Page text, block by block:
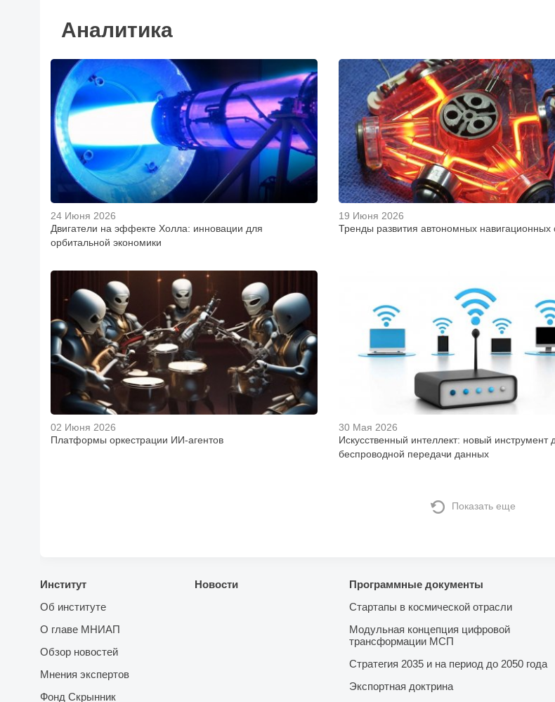
Аналитика
24 Июня 2026
Двигатели на эффекте Холла: инновации для
орбитальной экономики
19 Июня 2026
Тренды развития автономных навигационных
02 Июня 2026
Платформы оркестрации ИИ-агентов
30 Мая 2026
Искусственный интеллект: новый инструмент
беспроводной передачи данных
Показать еще
Институт
Об институте
О главе МНИАП
Обзор новостей
Мнения экспертов
Фонд Скрынник
Новости
Программные документы
Стартапы в космической отрасли
Модульная концепция цифровой
трансформации МСП
Стратегия 2035 и на период до 2050 года
Экспортная доктрина